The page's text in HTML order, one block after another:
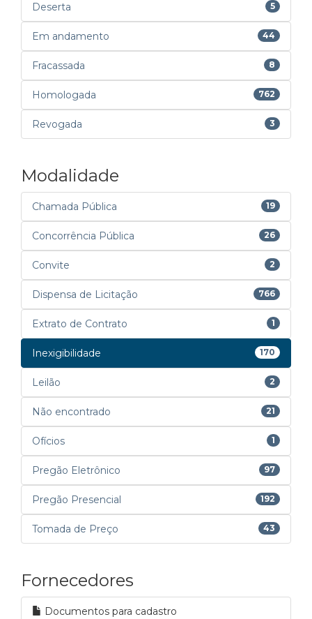
Deserta 5
Em andamento 44
Fracassada 8
Homologada 762
Revogada 3
Modalidade
Chamada Pública 19
Concorrência Pública 26
Convite 2
Dispensa de Licitação 766
Extrato de Contrato 1
Inexigibilidade 170
Leilão 2
Não encontrado 21
Ofícios 1
Pregão Eletrônico 97
Pregão Presencial 192
Tomada de Preço 43
Fornecedores
Documentos para cadastro